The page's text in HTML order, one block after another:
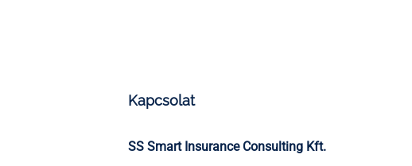
Kapcsolat
SS Smart Insurance Consulting Kft.